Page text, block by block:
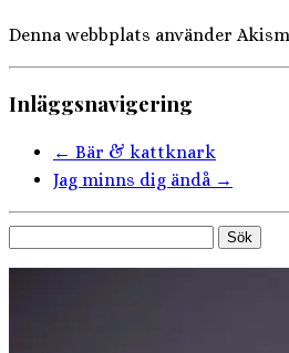
Denna webbplats använder
Inläggsnavigering
← Bär & kattknark
Jag minns dig ändå →